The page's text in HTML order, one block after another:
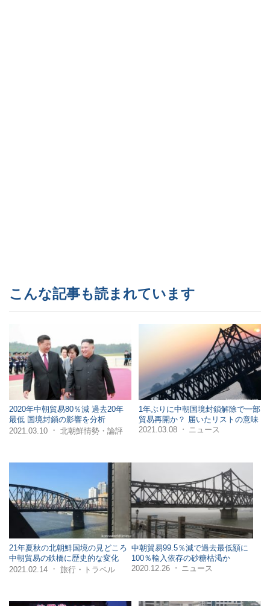
こんな記事も読まれています
2020年中朝貿易80％減 過去20年
最低 国境封鎖の影響を分析
2021.03.10 ・ 北朝鮮情勢・論評
1年ぶりに中朝国境封鎖解除で一部
貿易再開か？ 届いたリストの意味
2021.03.08
・ ニュース
21年夏秋の北朝鮮国境の見どころ
中朝貿易の鉄橋に歴史的な変化
2021.02.14 ・ 旅行・トラベル
中朝貿易99.5％減で過去最低額に
100％輸入依存の砂糖枯渇か
2020.12.26
・ ニュース